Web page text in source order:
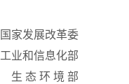
国家发展改革委
工业和信息化部
生 态 环 境 部